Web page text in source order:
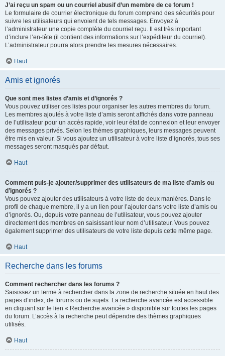
J’ai reçu un spam ou un courriel abusif d’un membre de ce forum !
Le formulaire de courrier électronique du forum comprend des sécurités pour
suivre les utilisateurs qui envoient de tels messages. Envoyez à
l’administrateur une copie complète du courriel reçu. Il est très important
d’inclure l’en-tête (il contient des informations sur l’expéditeur du courriel).
L’administrateur pourra alors prendre les mesures nécessaires.
Haut
Amis et ignorés
Que sont mes listes d’amis et d’ignorés ?
Vous pouvez utiliser ces listes pour organiser les autres membres du forum.
Les membres ajoutés à votre liste d’amis seront affichés dans votre panneau
de l’utilisateur pour un accès rapide, voir leur état de connexion et leur envoyer
des messages privés. Selon les thèmes graphiques, leurs messages peuvent
être mis en valeur. Si vous ajoutez un utilisateur à votre liste d’ignorés, tous ses
messages seront masqués par défaut.
Haut
Comment puis-je ajouter/supprimer des utilisateurs de ma liste d’amis ou
d’ignorés ?
Vous pouvez ajouter des utilisateurs à votre liste de deux manières. Dans le
profil de chaque membre, il y a un lien pour l’ajouter dans votre liste d’amis ou
d’ignorés. Ou, depuis votre panneau de l’utilisateur, vous pouvez ajouter
directement des membres en saisissant leur nom d’utilisateur. Vous pouvez
également supprimer des utilisateurs de votre liste depuis cette même page.
Haut
Recherche dans les forums
Comment rechercher dans les forums ?
Saisissez un terme à rechercher dans la zone de recherche située en haut des
pages d’index, de forums ou de sujets. La recherche avancée est accessible
en cliquant sur le lien « Recherche avancée » disponible sur toutes les pages
du forum. L’accès à la recherche peut dépendre des thèmes graphiques
utilisés.
Haut